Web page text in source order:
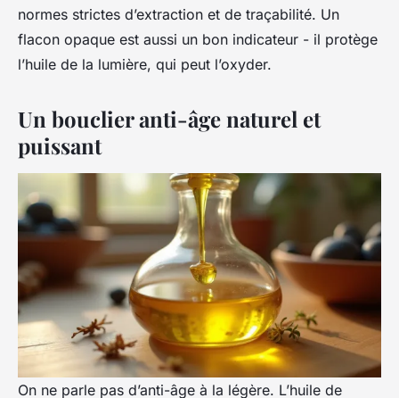
normes strictes d’extraction et de traçabilité. Un
flacon opaque est aussi un bon indicateur - il protège
l’huile de la lumière, qui peut l’oxyder.
Un bouclier anti-âge naturel et
puissant
On ne parle pas d’anti-âge à la légère. L’huile de